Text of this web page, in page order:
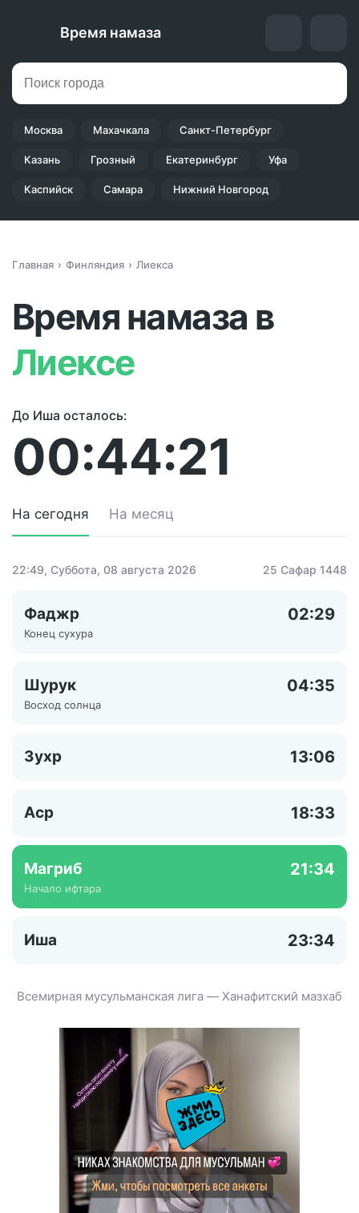
Время намаза
Москва Махачкала Санкт-Петербург
Казань Грозный Екатеринбург Уфа
Каспийск Самара Нижний Новгород
Главная Финляндия Лиекса
Время намаза в
Лиексе
До Иша осталось:
00:44:21
На сегодня На месяц
22:49, Суббота, 08 августа 2026 25 Сафар 1448
Фаджр 02:29
Конец сухура
Шурук 04:35
Восход солнца
Зухр 13:06
Аср 18:33
Магриб 21:34
Начало ифтара
Иша 23:34
Всемирная мусульманская лига — Ханафитский мазхаб